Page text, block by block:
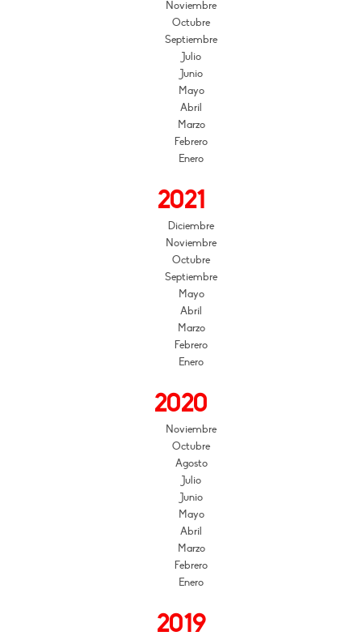
Noviembre
Octubre
Septiembre
Julio
Junio
Mayo
Abril
Marzo
Febrero
Enero
2021
Diciembre
Noviembre
Octubre
Septiembre
Mayo
Abril
Marzo
Febrero
Enero
2020
Noviembre
Octubre
Agosto
Julio
Junio
Mayo
Abril
Marzo
Febrero
Enero
2019